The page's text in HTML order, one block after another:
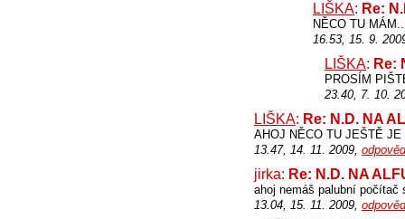
LIŠKA: Re:
NĚCO TU
16.53, 15. 9.
LIŠKA: Re:
PROSÍM
23.40, 7. 10.
LIŠKA: Re: N.D. NA
AHOJ NĚCO TU JEŠTĚ
13.47, 14. 11. 2009,
jirka: Re: N.D. NA
ahoj nemáš palubní
13.04, 15. 11. 2009,